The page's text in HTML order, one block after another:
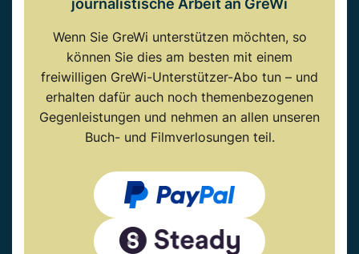
journalistische Arbeit an GreWi
Wenn Sie GreWi unterstützen möchten, so
können Sie dies am besten mit einem
freiwilligen GreWi-Unterstützer-Abo tun – und
erhalten dafür auch noch themenbezogenen
Gegenleistungen und nehmen an allen unseren
Buch- und Filmverlosungen teil.